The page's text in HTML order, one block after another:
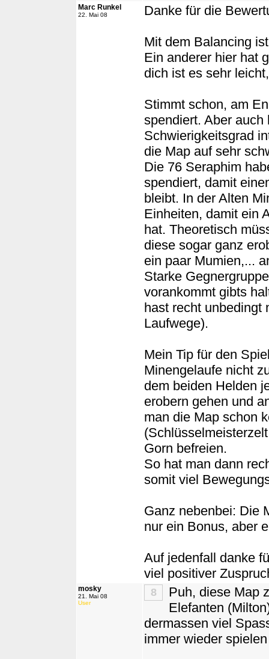
Marc Runkel
22. Mai 08 Danke für die
Mit dem Balancing
Ein anderer hier hat
dich ist es sehr
Stimmt schon, am
spendiert. Aber auch
Schwierigkeitsgrad
die Map auf sehr
Die 76 Seraphim
spendiert, damit
bleibt. In der Alten
Einheiten, damit ein
hat. Theoretisch
diese sogar ganz
ein paar Mumien,...
Starke
vorankommt gibts
hast recht unbedingt
Laufwege).
Mein Tip für den
Minengelaufe nicht
dem beiden Helden
erobern gehen und
man die Map schon
Gorn befreien.
So hat man dann
somit viel
Ganz nebenbei: Die
nur ein Bonus, aber
Auf jedenfall danke
viel positiver
mosky
21. Mai 08
User
8
Puh, diese Map
Elefanten
dermassen viel
immer wieder